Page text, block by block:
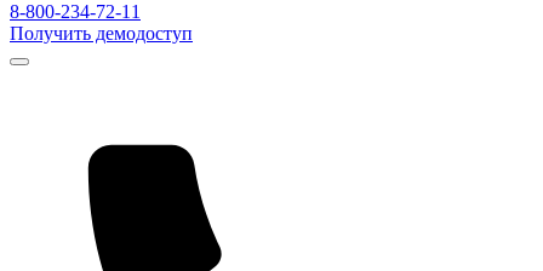
8-800-234-72-11
Получить демодоступ